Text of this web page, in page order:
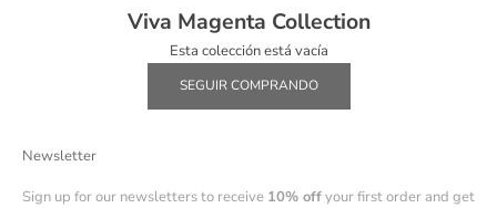
Viva Magenta Collection
Esta colección está vacía
SEGUIR COMPRANDO
Newsletter
Sign up for our newsletters to receive 10% offyour first order and get